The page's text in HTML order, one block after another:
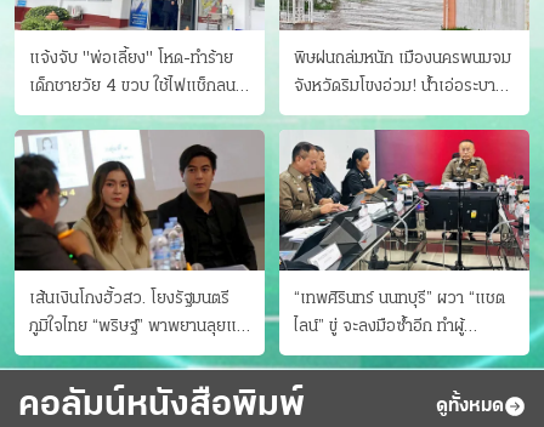
แจ้งจับ "พ่อเลี้ยง" โหด-ทําร้าย
เด็กชายวัย 4 ขวบ ใช้ไฟแช็กลน
บาดเจ็บ
พิษฝนถล่มหนัก เมืองนครพนมจม
จังหวัดริมโขงอ่วม! นํ้าเอ่อระบาย
ไม่ทัน แม่ปิงทะลักล้น
เส้นเงินโกงฮั้วสว. โยงรัฐมนตรี
ภูมิใจไทย “พริษฐ์” พาพยานลุยแฉ
มีโอนให้คนกกต.ด้วย
“เทพศิรินทร์ นนทบุรี” ผวา “แชต
ไลน์” ขู่ จะลงมือซ้ำอีก ทําผู้
ปกครองแตกตื่นแจ้งตำรวจ
คอลัมน์หนังสือพิมพ์ ดูทั้งหมด